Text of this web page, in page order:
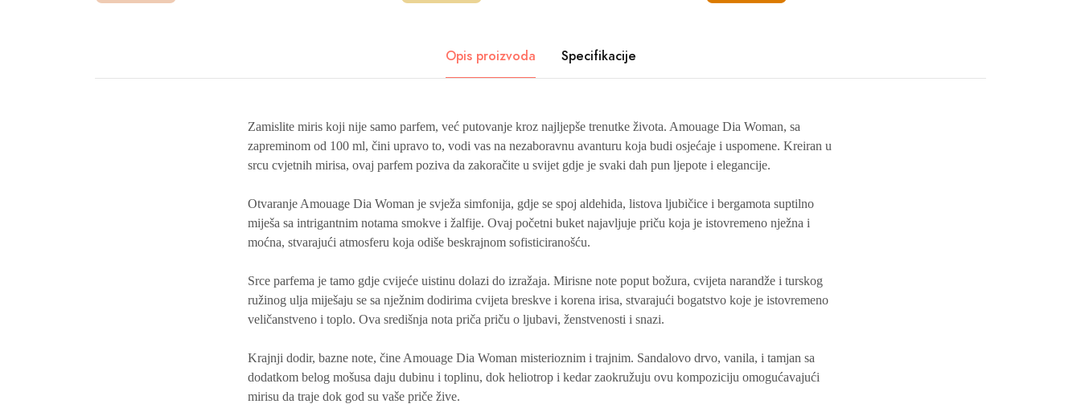
Opis proizvoda Specifikacije
Zamislite miris koji nije samo parfem, već putovanje kroz najljepše trenutke života. Amouage Dia Woman, sa
zapreminom od 100 ml, čini upravo to, vodi vas na nezaboravnu avanturu koja budi osjećaje i uspomene. Kreiran u
srcu cvjetnih mirisa, ovaj parfem poziva da zakoračite u svijet gdje je svaki dah pun ljepote i elegancije.
Otvaranje Amouage Dia Woman je svježa simfonija, gdje se spoj aldehida, listova ljubičice i bergamota suptilno
miješa sa intrigantnim notama smokve i žalfije. Ovaj početni buket najavljuje priču koja je istovremeno nježna i
moćna, stvarajući atmosferu koja odiše beskrajnom sofisticiranošću.
Srce parfema je tamo gdje cvijeće uistinu dolazi do izražaja. Mirisne note poput božura, cvijeta narandže i turskog
ružinog ulja miješaju se sa nježnim dodirima cvijeta breskve i korena irisa, stvarajući bogatstvo koje je istovremeno
veličanstveno i toplo. Ova središnja nota priča priču o ljubavi, ženstvenosti i snazi.
Krajnji dodir, bazne note, čine Amouage Dia Woman misterioznim i trajnim. Sandalovo drvo, vanila, i tamjan sa
dodatkom belog mošusa daju dubinu i toplinu, dok heliotrop i kedar zaokružuju ovu kompoziciju omogućavajući
mirisu da traje dok god su vaše priče žive.